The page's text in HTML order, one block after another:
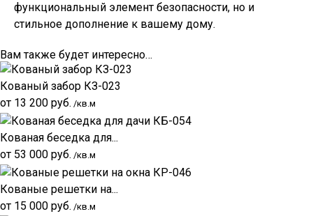
функциональный элемент безопасности, но и
стильное дополнение к вашему дому.
Вам также будет интересно…
Кованый забор КЗ-023
от 13 200 руб. /кв.м
Кованая беседка для...
от 53 000 руб. /кв.м
Кованые решетки на...
от 15 000 руб. /кв.м